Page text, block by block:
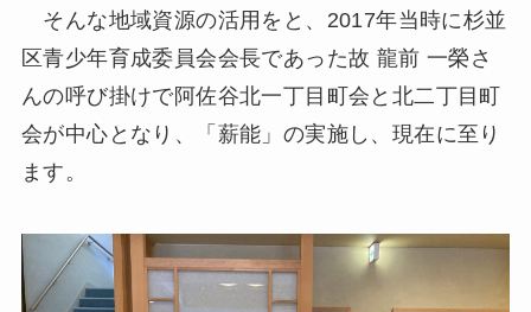
そんな地域資源の活用をと、2017年当時に杉並
区青少年育成委員会会長であった故 龍前 一榮さ
んの呼び掛けで阿佐谷北一丁目町会と北二丁目町
会が中心となり、「薪能」の実施し、現在に至り
ます。